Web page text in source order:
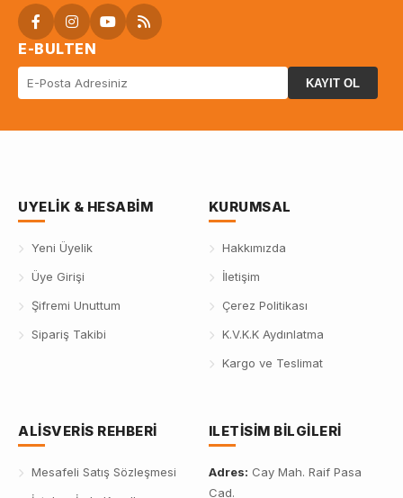
E-BULTEN
KAYIT OL
UYELIK & HESABIM
Yeni Üyelik
Üye Girişi
Şifremi Unuttum
Sipariş Takibi
KURUMSAL
Hakkımızda
İletişim
Çerez Politikası
K.V.K.K Aydınlatma
Kargo ve Teslimat
ALISVERIS REHBERI
Mesafeli Satış Sözleşmesi
ILETISIM BILGILERI
Adres: Cay Mah. Raif Pasa
Cad.